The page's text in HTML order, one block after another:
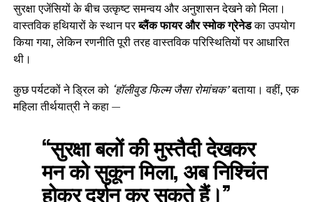
सुरक्षा एजेंसियों के बीच उत्कृष्ट समन्वय और अनुशासन देखने को मिला।
वास्तविक हथियारों के स्थान परब्लैंक फायर और स्मोक ग्रेनेडका उपयोग
किया गया, लेकिन रणनीति पूरी तरह वास्तविक परिस्थितियों पर आधारित
थी।
कुछ पर्यटकों ने ड्रिल को ‘हॉलीवुड फिल्म जैसा रोमांचक’बताया। वहीं, एक
महिला तीर्थयात्री ने कहा —
“सुरक्षा बलों की मुस्तैदी देखकर
मन को सुकून मिला, अब निश्चिंत
होकर दर्शन कर सकते हैं।”